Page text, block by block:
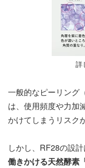
詳
一般的なピーリング
は、使用頻度や力加
かけてしまうリスク
しかし、RF28の設計
働きかける天然酵素